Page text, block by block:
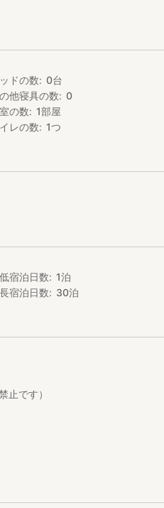
いただけます。
是非ご利用ください。
ちらも建物の1階にございます。
ください。
ドの数 0台
他寝具の数
0
の数
1部屋
イレの数
1つ
宿泊日数 1泊
宿泊日数
30泊
止です）